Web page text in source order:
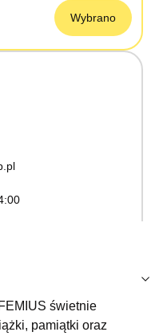
Wybrano
świetnie
pamiątki oraz